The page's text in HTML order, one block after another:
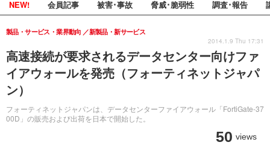
NEW! 会員記事 被害･事故 脅威･脆弱性 調査･報告
高速接続が要求されるデータセンター向けファ
イアウォールを発売（フォーティネットジャパ
ン）
フォーティネットジャパンは、データセンターファイアウォール「FortiGate-37
00D」の販売および出荷を日本で開始した。
製品・サービス・業界動向 新製品・新サービス
50 views
2014.1.9 Thu 17:31